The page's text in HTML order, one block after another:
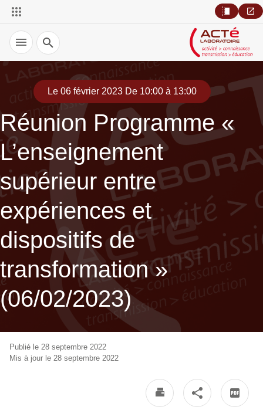
Recherche
Le 06 février 2023 De 10:00 à 13:00
Réunion Programme «
L’enseignement
supérieur entre
expériences et
dispositifs de
transformation »
(06/02/2023)
Publié le 28 septembre 2022
Mis à jour le 28 septembre 2022